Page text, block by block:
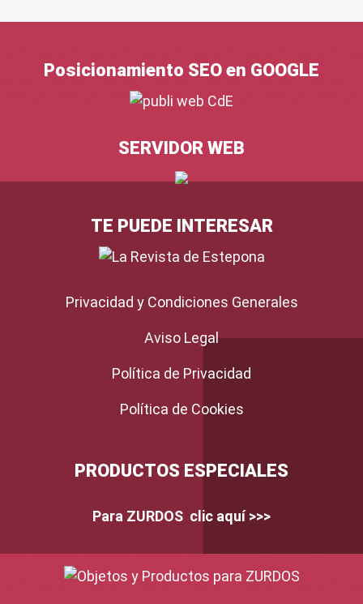
Posicionamiento SEO en GOOGLE
SERVIDOR WEB
TE PUEDE INTERESAR
Privacidad y Condiciones Generales
Aviso Legal
Política de Privacidad
Política de Cookies
PRODUCTOS ESPECIALES
Para ZURDOS clic aquí >>>